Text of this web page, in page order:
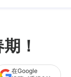
！
在Google